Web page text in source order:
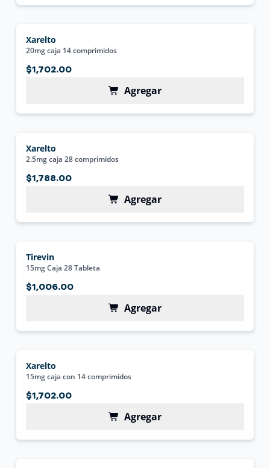
Xarelto
20mg caja 14 comprimidos
$1,702.00
Agregar
Xarelto
2.5mg caja 28 comprimidos
$1,788.00
Agregar
Tirevin
15mg Caja 28 Tableta
$1,006.00
Agregar
Xarelto
15mg caja con 14 comprimidos
$1,702.00
Agregar